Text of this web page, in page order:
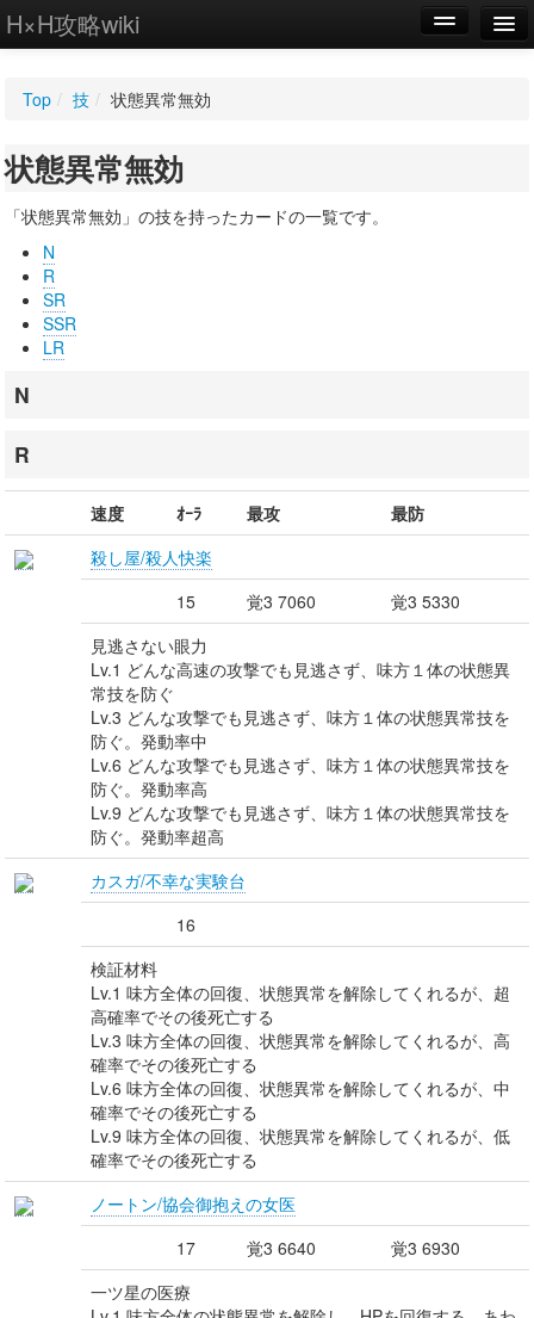
H×H攻略wiki
WIKI
設定
Top / 技 / 状態異常無効
状態異常無効
「状態異常無効」の技を持ったカードの一覧です。
N
R
SR
SSR
LR
N
R
速度 ｵｰﾗ 最攻
最防
殺し屋/殺人快楽
15
覚3 7060
覚3 5330
見逃さない眼力
Lv.1 どんな高速の攻撃でも見逃さず、味方１体の状態異
常技を防ぐ
Lv.3 どんな攻撃でも見逃さず、味方１体の状態異常技を
防ぐ。発動率中
Lv.6 どんな攻撃でも見逃さず、味方１体の状態異常技を
防ぐ。発動率高
Lv.9 どんな攻撃でも見逃さず、味方１体の状態異常技を
防ぐ。発動率超高
カスガ/不幸な実験台
16
検証材料
Lv.1 味方全体の回復、状態異常を解除してくれるが、超
高確率でその後死亡する
Lv.3 味方全体の回復、状態異常を解除してくれるが、高
確率でその後死亡する
Lv.6 味方全体の回復、状態異常を解除してくれるが、中
確率でその後死亡する
Lv.9 味方全体の回復、状態異常を解除してくれるが、低
確率でその後死亡する
ノートン/協会御抱えの女医
17
覚3 6640
覚3 6930
一ツ星の医療